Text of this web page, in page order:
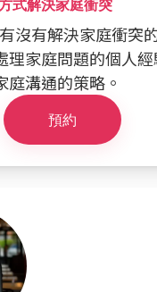
式解決家庭衝突
沒有解決家庭衝突
理家庭問題的個人經
庭溝通的策略。
預約